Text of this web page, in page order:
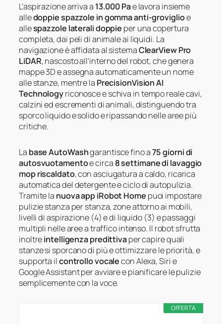
L’aspirazione arriva a 13.000 Pae lavora insieme
alledoppie spazzole in gomma anti-groviglioe
allespazzole laterali doppie per una copertura
completa, dai peli di animale ai liquidi. La
navigazione è affidata al sistemaClearView Pro
LiDAR, nascosto all’interno del robot, che genera
mappe 3D e assegna automaticamente un nome
alle stanze, mentre la PrecisionVision AI
Technologyriconosce e schiva in tempo reale cavi,
calzini ed escrementi di animali, distinguendo tra
sporco liquido e solido e ripassando nelle aree più
critiche.
La base AutoWashgarantisce fino a75 giorni di
autosvuotamentoe circa 8 settimane di lavaggio
mop riscaldato, con asciugatura a caldo, ricarica
automatica del detergente e ciclo di autopulizia.
Tramite la nuova app iRobot Home puoi impostare
pulizie stanza per stanza, zone attorno ai mobili,
livelli di aspirazione (4) e di liquido (3) e passaggi
multipli nelle aree a traffico intenso. Il robot sfrutta
inoltreintelligenza predittivaper capire quali
stanze si sporcano di più e ottimizzare le priorità, e
supporta ilcontrollo vocalecon Alexa, Siri e
Google Assistant per avviare e pianificare le pulizie
semplicemente con la voce.
OFFERTA